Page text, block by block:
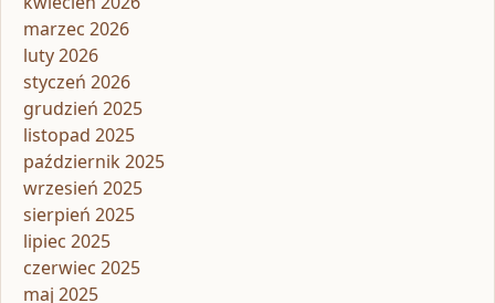
marzec 2026
luty 2026
styczeń 2026
grudzień 2025
listopad 2025
październik 2025
wrzesień 2025
sierpień 2025
lipiec 2025
czerwiec 2025
maj 2025